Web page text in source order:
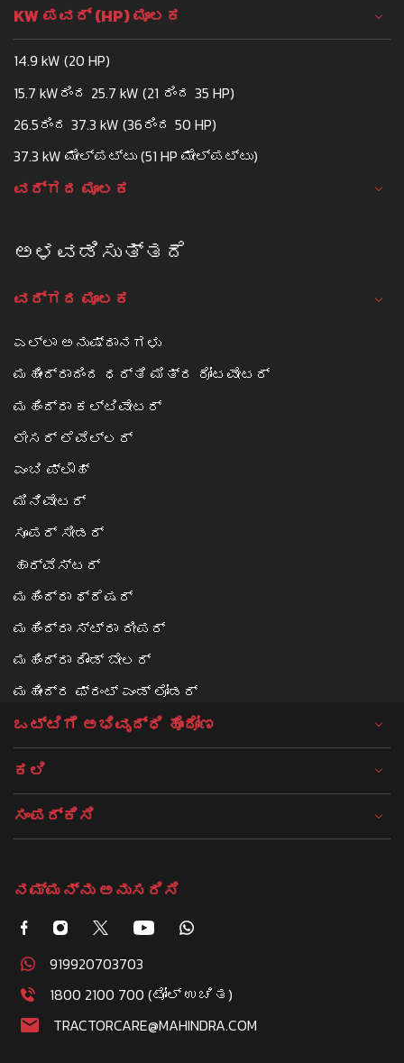
KW ಪವರ್ (HP) ಮೂಲಕ
14.9 kW (20 HP)
15.7 kWರಿಂದ 25.7 kW (21 ರಿಂದ 35 HP)
26.5ರಿಂದ 37.3 kW (36ರಿಂದ 50 HP)
37.3 kW ಮೇಲ್ಪಟ್ಟು (51 HP ಮೇಲ್ಪಟ್ಟು)
ವರ್ಗದ ಮೂಲಕ
ಅಳವಡಿಸುತ್ತದೆ
ವರ್ಗದ ಮೂಲಕ
ಎಲ್ಲಾ ಅನುಷ್ಠಾನಗಳು
ಮಹೀಂದ್ರಾದಿಂದ ಧರ್ತಿ ಮಿತ್ರ ರೋಟವೇಟರ್
ಮಹಿಂದ್ರಾ ಕಲ್ಟಿವೇಟರ್
ಲೇಸರ್ ಲೆವೆಲ್ಲರ್
ಎಂಬಿ ಪ್ಲೌಹ್
ಮಿನಿವೇಟರ್
ಸೂಪರ್ ಸೀಡರ್
ಹಾರ್ವೆಸ್ಟರ್
ಮಹಿಂದ್ರಾ ಥ್ರೆಷರ್
ಮಹಿಂದ್ರಾ ಸ್ಟ್ರಾ ರೀಪರ್
ಮಹಿಂದ್ರಾ ರೌಂಡ್ ಬೇಲರ್
ಮಹೀಂದ್ರ ಫ್ರಂಟ್ ಎಂಡ್ ಲೋಡರ್
ಒಟ್ಟಿಗೆ ಅಭಿವೃದ್ಧಿ ಹೊಂದೋಣ
ಕಲಿ
ಸಂಪರ್ಕಿಸಿ
ನಮ್ಮನ್ನು ಅನುಸರಿಸಿ
919920703703
1800 2100 700 (ಟೋಲ್ ಉಚಿತ)
TRACTORCARE@MAHINDRA.COM